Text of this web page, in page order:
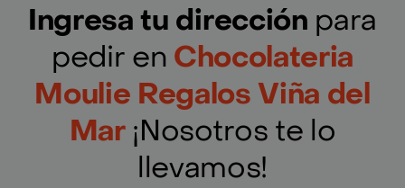
Ingresa tu dirección para
pedir en Chocolateria
Moulie Regalos Viña del
Mar¡Nosotros te lo
llevamos!